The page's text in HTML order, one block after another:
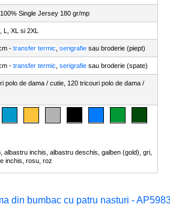
Single Jersey 180 gr/mp
L, XL si 2XL
- transfer termic serigrafie sau broderie (piept)
- transfer termic serigrafie sau broderie (spate)
polo de dama / cutie, 120 tricouri polo de dama /
albastru inchis albastru deschis galben (gold) gri
inchis rosu roz
din bumbac cu patru nasturi -